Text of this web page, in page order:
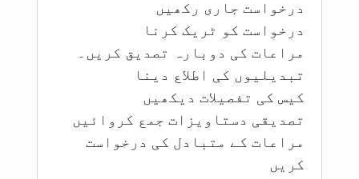
درخواست جاری رکھیں
درخواست کو ٹریک کرنا
مراعات کی دوبارہ تصدیق کریں۔
تبدیلیوں کی اطلاع دینا
کیس کی تفصیلات دیکھیں
تصدیقی دستاویزات جمع کروائیں
مراعات کے متبادل کی درخواست
کریں